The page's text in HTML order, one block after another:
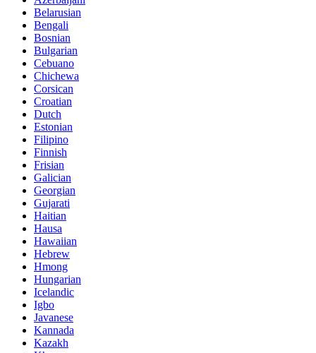
Belarusian
Bengali
Bosnian
Bulgarian
Cebuano
Chichewa
Corsican
Croatian
Dutch
Estonian
Filipino
Finnish
Frisian
Galician
Georgian
Gujarati
Haitian
Hausa
Hawaiian
Hebrew
Hmong
Hungarian
Icelandic
Igbo
Javanese
Kannada
Kazakh